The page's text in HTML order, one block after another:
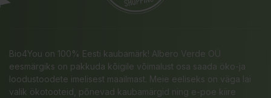
Bio4You on 100% Eesti kaubamärk! Albero Verde OÜ
eesmärgiks on pakkuda kõigile võimalust osa saada öko-ja
loodustoodete imelisest maailmast. Meie eeliseks on väga lai
valik ökotooteid, põnevad kaubamärgid ning e-poe kiire